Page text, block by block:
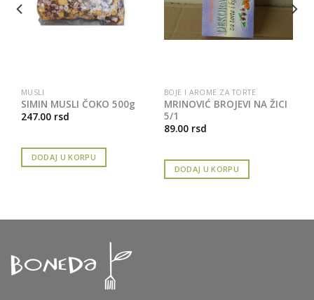
MUSLI
SIMIN MUSLI ČOKO 500g
247.00 rsd
DODAJ U KORPU
BOJE I AROME ZA TORTE
MRINOVIĆ BROJEVI NA ŽICI
5/1
89.00 rsd
DODAJ U KORPU